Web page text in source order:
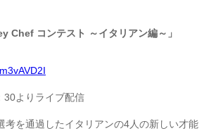
Chef コンテスト ～イタリアン編～」
30よりライブ配信
考を通過したイタリアンの4人の新しい才能